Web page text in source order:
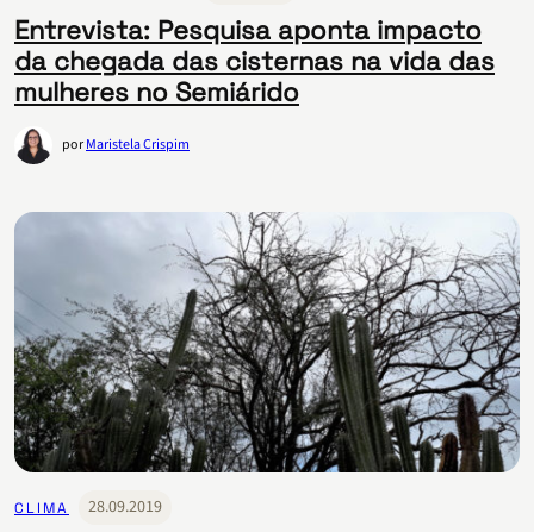
Entrevista: Pesquisa aponta impacto
da chegada das cisternas na vida das
mulheres no Semiárido
porMaristela Crispim
CLIMA 28.09.2019